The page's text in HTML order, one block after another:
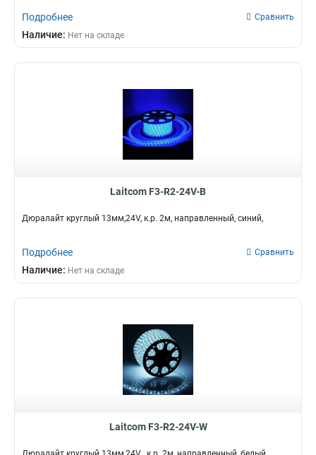
Подробнее Сравнить
Наличие: Нет на складе
Laitcom F3-R2-24V-B
Дюралайт круглый 13мм,24V, к.р. 2м, направленный, синий,
Подробнее Сравнить
Наличие: Нет на складе
Laitcom F3-R2-24V-W